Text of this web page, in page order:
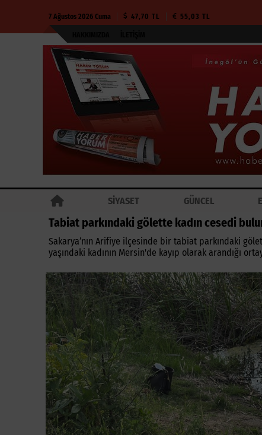
7 Ağustos 2026 Cuma 47,70 TL 55,03 TL
SİYASET GÜNCEL
Tabiat parkındaki gölette kadın cesedi
Sakarya’nın Arifiye ilçesinde bir tabiat parkındaki
yaşındaki kadının Mersin'de kayıp olarak arandığı